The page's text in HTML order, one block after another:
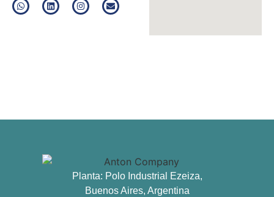
Planta: Polo Industrial Ezeiza,
Buenos Aires, Argentina